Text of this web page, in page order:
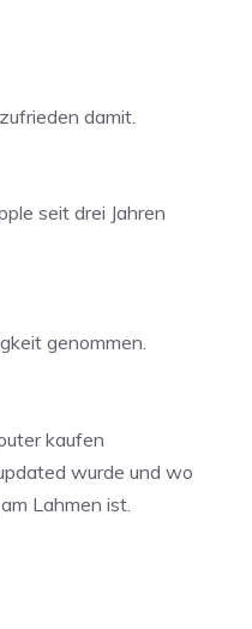
damit.
seit drei Jahren
genommen.
kaufen
wurde und wo
Lahmen ist.